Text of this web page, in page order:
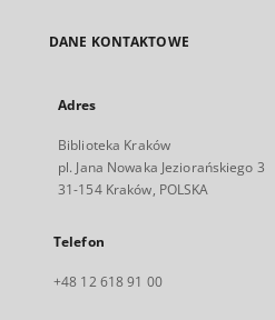
DANE KONTAKTOWE
Adres
Biblioteka Kraków
pl. Jana Nowaka Jeziorańskiego 3
31-154 Kraków, POLSKA
Telefon
+48 12 618 91 00